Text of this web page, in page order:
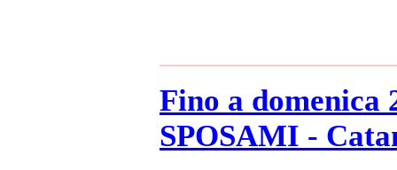
Fino a domenica
SPOSAMI -